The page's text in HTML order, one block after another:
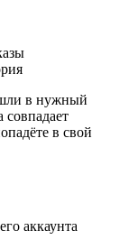
в нужный
совпадает
в свой
аккаунта